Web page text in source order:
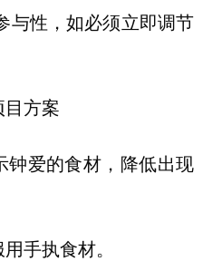
性，如必须立即调节
目方案
爱的食材，降低出现
手执食材。